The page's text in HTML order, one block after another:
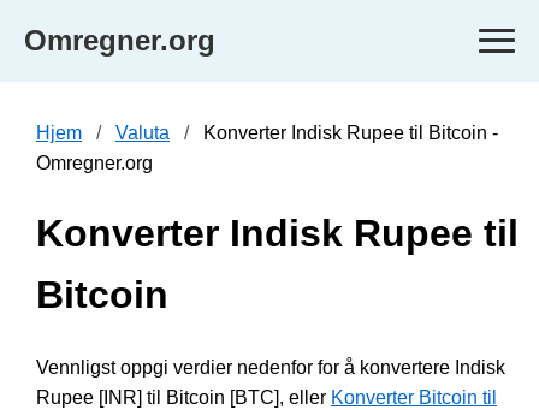
Omregner.org
Hjem Valuta
Konverter Indisk Rupee til Bitcoin -
Omregner.org
Konverter Indisk Rupee til
Bitcoin
Vennligst oppgi verdier nedenfor for å konvertere Indisk
Rupee [INR] til Bitcoin [BTC], eller Konverter Bitcoin til